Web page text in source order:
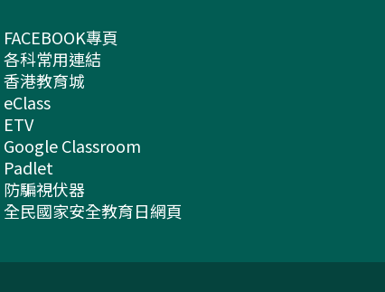
FACEBOOK專頁
各科常用連結
香港教育城
eClass
ETV
Google Classroom
Padlet
防騙視伏器
全民國家安全教育日網頁